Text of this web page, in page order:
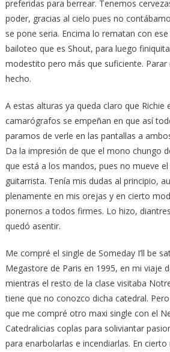
preferidas para berrear. Tenemos
poder, gracias al cielo pues no
se pone seria. Encima lo rematan con
bailoteo que es Shout, para luego
modestito pero más que suficiente.
hecho.
A estas alturas ya queda claro que Richie
camarógrafos se empeñan en que así
paramos de verle en las pantallas a
Da la impresión de que el mono chungo
que está a los mandos, pues no mueve
guitarrista. Tenía mis dudas al principio,
plenamente en mis orejas y en cierto
ponernos a todos firmes. Lo hizo,
quedó asentir.
Me compré el single de Someday I’ll be
Megastore de Paris en 1995, en mi viaje
mientras el resto de la clase visitaba
tiene que no conozco dicha catedral.
que me compré otro maxi single con el
Catedralicias coplas para soliviantar
para enarbolarlas e incendiarlas. En